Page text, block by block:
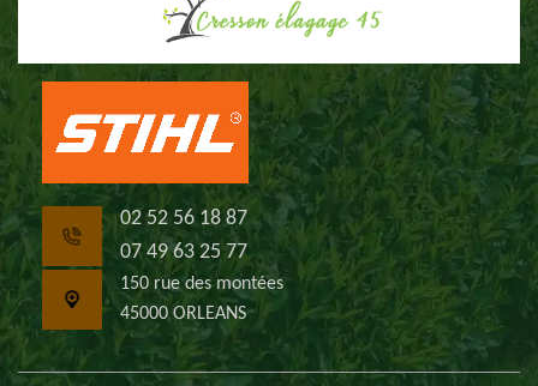
02 52 56 18 87
07 49 63 25 77
150 rue des montées
45000 ORLEANS